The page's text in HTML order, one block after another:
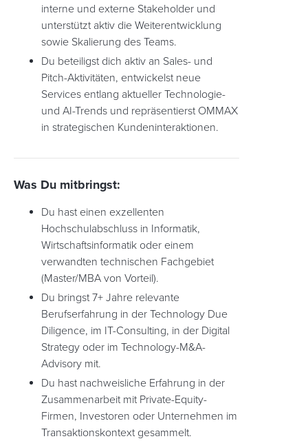
interne und externe Stakeholder und
unterstützt aktiv die Weiterentwicklung
sowie Skalierung des Teams.
Du beteiligst dich aktiv an Sales- und
Pitch-Aktivitäten, entwickelst neue
Services entlang aktueller Technologie-
und AI-Trends und repräsentierst OMMAX
in strategischen Kundeninteraktionen.
Was Du mitbringst:
Du hast einen exzellenten
Hochschulabschluss in Informatik,
Wirtschaftsinformatik oder einem
verwandten technischen Fachgebiet
(Master/MBA von Vorteil).
Du bringst 7+ Jahre relevante
Berufserfahrung in der Technology Due
Diligence, im IT-Consulting, in der Digital
Strategy oder im Technology-M&A-
Advisory mit.
Du hast nachweisliche Erfahrung in der
Zusammenarbeit mit Private-Equity-
Firmen, Investoren oder Unternehmen im
Transaktionskontext gesammelt.